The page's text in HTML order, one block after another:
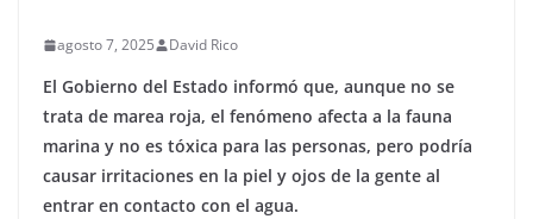
agosto 7, 2025 David Rico
El Gobierno del Estado informó que, aunque no se
trata de marea roja, el fenómeno afecta a la fauna
marina y no es tóxica para las personas, pero podría
causar irritaciones en la piel y ojos de la gente al
entrar en contacto con el agua.